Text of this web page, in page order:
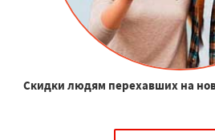
Скидки людям перехавших на